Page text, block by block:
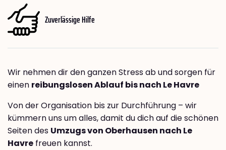
Zuverlässige Hilfe
Wir nehmen dir den ganzen Stress ab und sorgen für
einen reibungslosen Ablauf bis nach Le Havre
Von der Organisation bis zur Durchführung – wir
kümmern uns um alles, damit du dich auf die schönen
Seiten des Umzugs von Oberhausen nach Le
Havre freuen kannst.